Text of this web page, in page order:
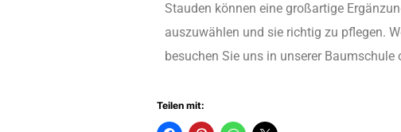
Stauden können eine großartige
auszuwählen und sie richtig zu pflegen.
besuchen Sie uns in unserer
Teilen mit: